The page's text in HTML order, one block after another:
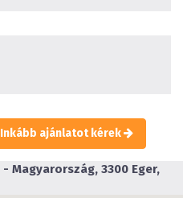
Inkább ajánlatot kérek
- Magyarország, 3300 Eger,